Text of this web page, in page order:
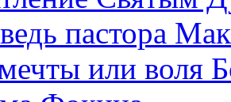
пастора
или воля